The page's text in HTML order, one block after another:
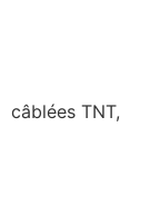
câblées TNT,